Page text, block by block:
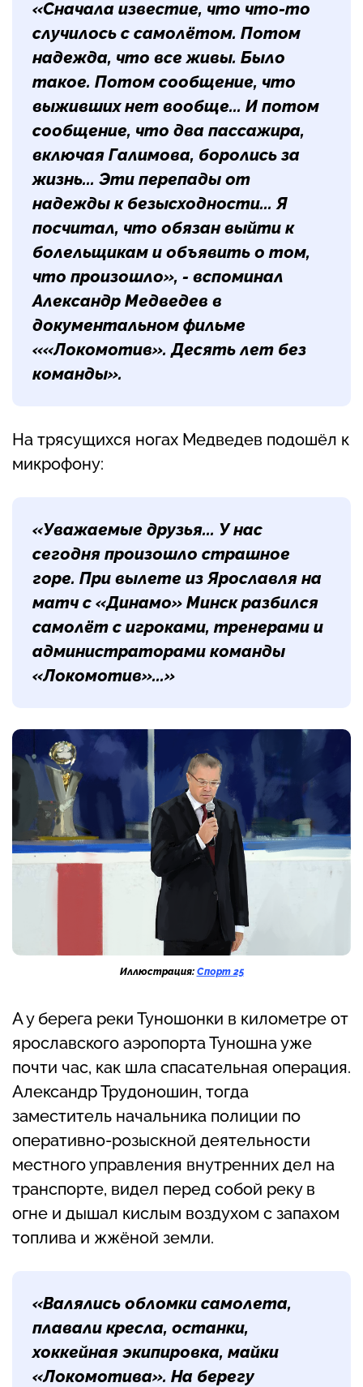
«Сначала известие, что что-то
случилось с самолётом. Потом
надежда, что все живы. Было
такое. Потом сообщение, что
выживших нет вообще... И потом
сообщение, что два пассажира,
включая Галимова, боролись за
жизнь... Эти перепады от
надежды к безысходности... Я
посчитал, что обязан выйти к
болельщикам и объявить о том,
что произошло», - вспоминал
Александр Медведев в
документальном фильме
««Локомотив». Десять лет без
команды».
На трясущихся ногах Медведев подошёл к
микрофону:
«Уважаемые друзья... У нас
сегодня произошло страшное
горе. При вылете из Ярославля на
матч с «Динамо» Минск разбился
самолёт с игроками, тренерами и
администраторами команды
«Локомотив»...»
Иллюстрация: Спорт 25
А у берега реки Туношонки в километре от
ярославского аэропорта Туношна уже
почти час, как шла спасательная операция.
Александр Трудоношин, тогда
заместитель начальника полиции по
оперативно-розыскной деятельности
местного управления внутренних дел на
транспорте, видел перед собой реку в
огне и дышал кислым воздухом с запахом
топлива и жжёной земли.
«Валялись обломки самолета,
плавали кресла, останки,
хоккейная экипировка, майки
«Локомотива». На берегу